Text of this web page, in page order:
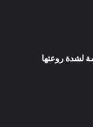
لشدة روعتها